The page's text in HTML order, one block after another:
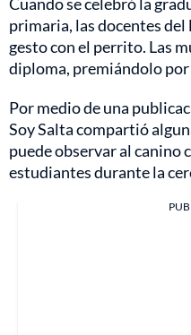
primaria, las docentes
gesto con el perrito. Las
diploma, premiándolo
Por medio de una
Soy Salta compartió
puede observar al canino
estudiantes durante la